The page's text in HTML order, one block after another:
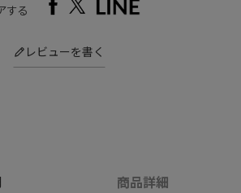
する
レビューを書く
商品詳細